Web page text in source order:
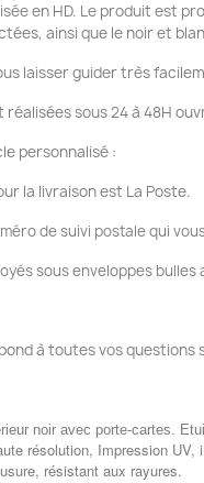
en HD. Le produit est
ainsi que le noir et
laisser guider très
réalisées sous 24 à 48H
personnalisé :
la livraison est La Poste.
de suivi postale qui
sous enveloppes
à toutes vos
noir avec porte-cartes.
résolution, Impression
résistant aux rayures.